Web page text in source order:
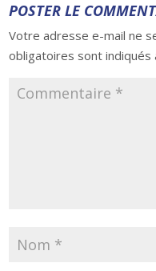
POSTER LE
Votre adresse e-mail ne
obligatoires sont